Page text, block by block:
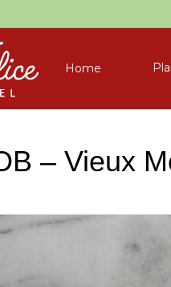
Home
– Vieux